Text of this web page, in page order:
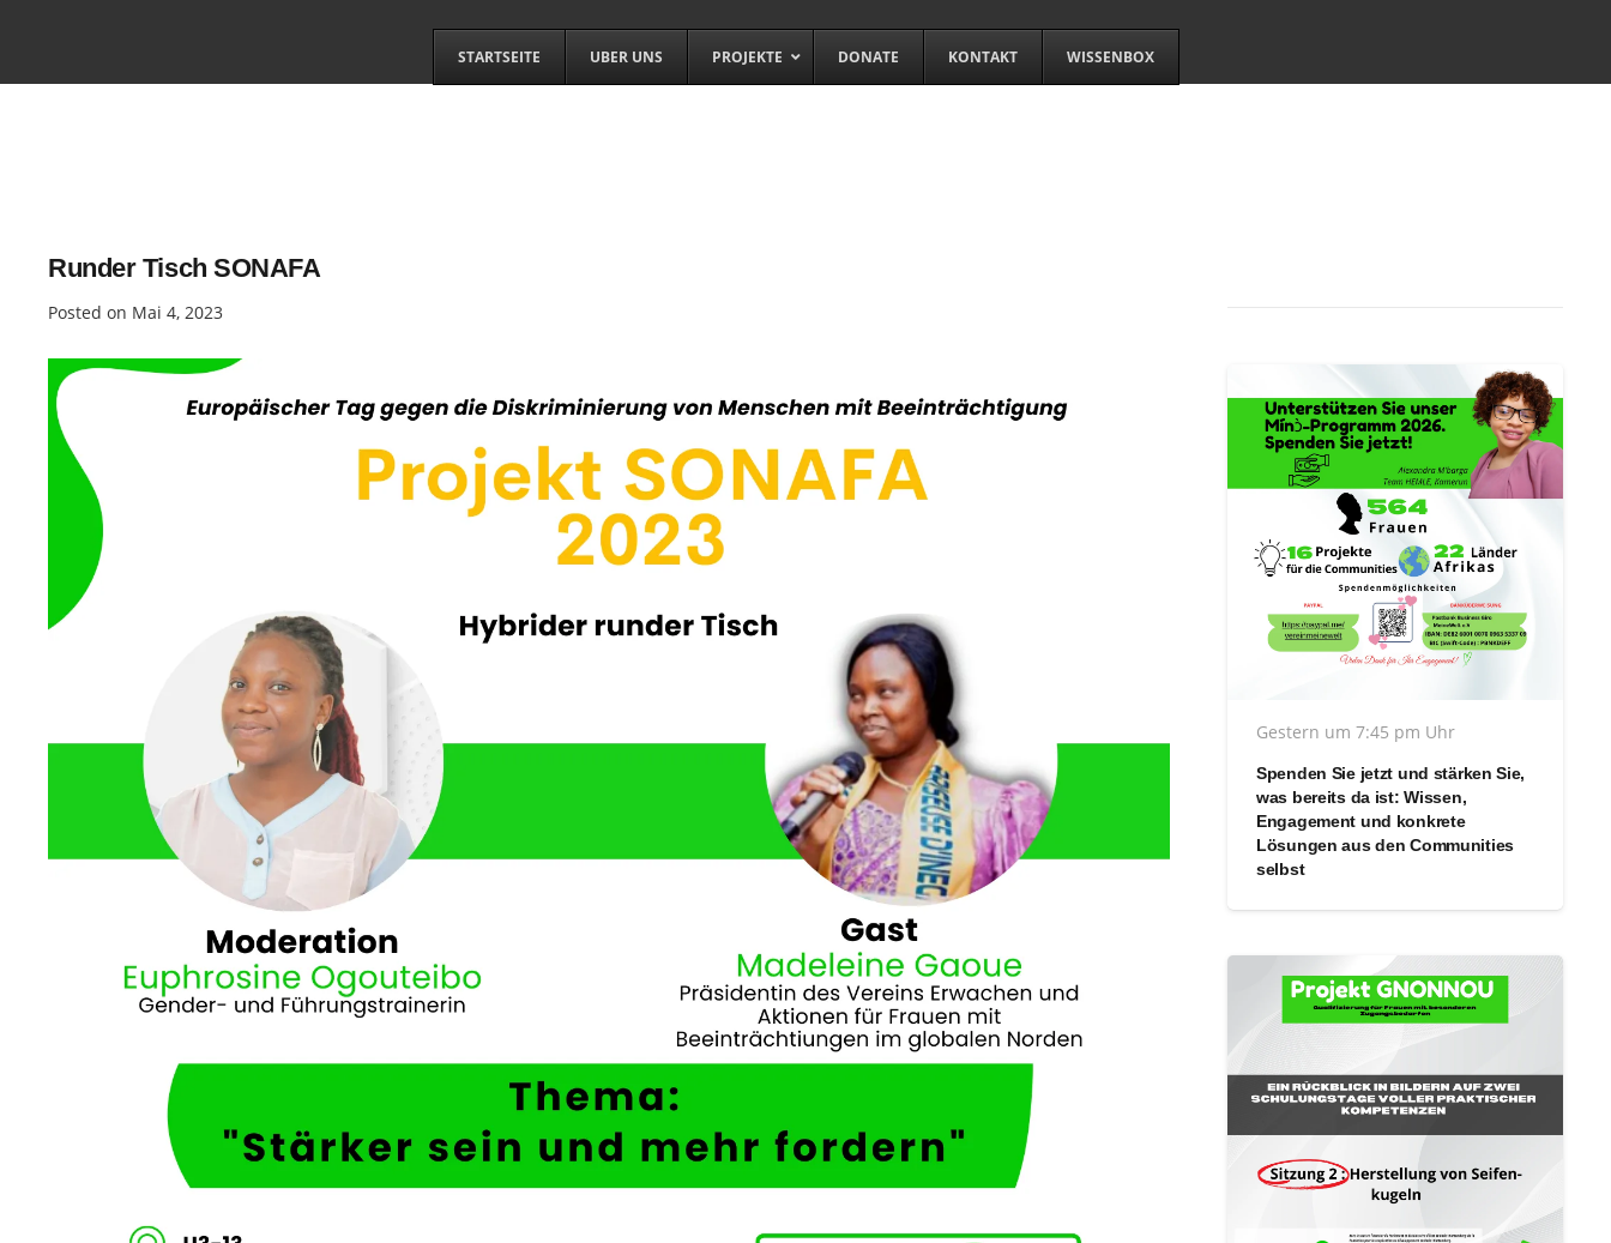
STARTSEITE UBER UNS PROJEKTE DONATE KONTAKT WISSENBOX
Runder Tisch SONAFA
Posted on Mai 4, 2023
Gestern um 7:45 pm Uhr
Spenden Sie jetzt und stärken Sie,
was bereits da ist: Wissen,
Engagement und konkrete
Lösungen aus den Communities
selbst